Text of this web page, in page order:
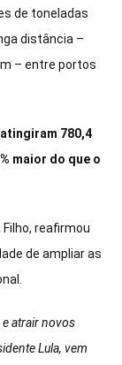
de toneladas
distância –
– entre portos
780,4
maior do que o
reafirmou
de ampliar as
atrair novos
Lula, vem